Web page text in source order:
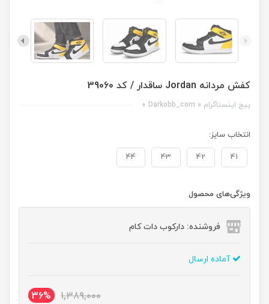
کفش مردانه Jordan ساقدار / کد 39060
پیج اینستاگرام « Darkobb_com »
انتخاب سایز:
41
42
43
44
ویژگی‌های محصول
فروشنده: دارکوب دات کام
آماده ارسال
1,389,000
36%